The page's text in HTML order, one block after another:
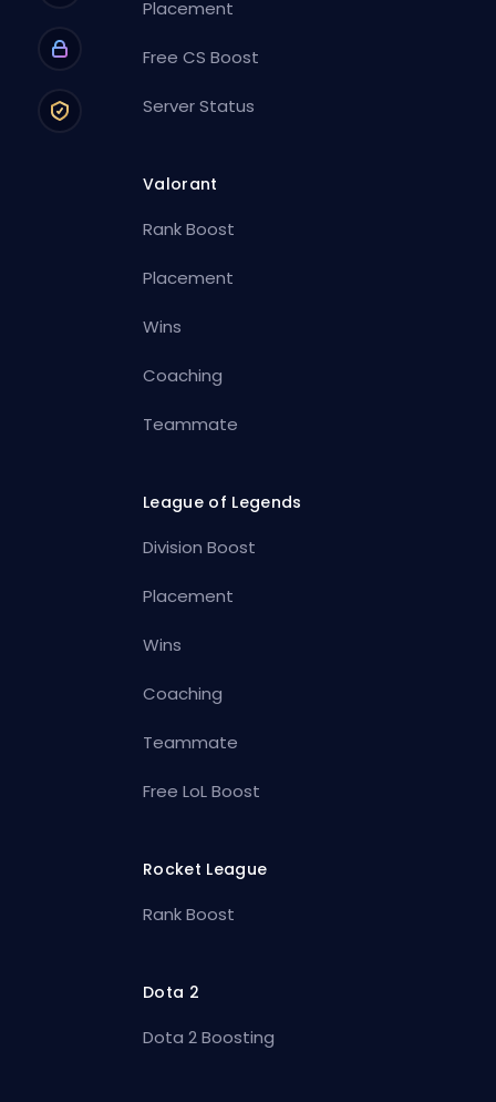
Placement
Free CS Boost
Server Status
Valorant
Rank Boost
Placement
Wins
Coaching
Teammate
League of Legends
Division Boost
Placement
Wins
Coaching
Teammate
Free LoL Boost
Rocket League
Rank Boost
Dota 2
Dota 2 Boosting